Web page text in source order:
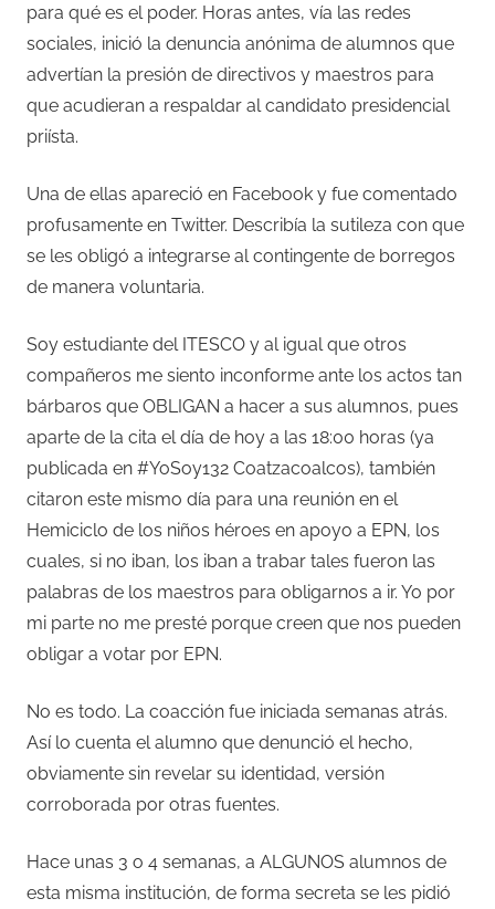
para qué es el poder. Horas antes, vía las redes
sociales, inició la denuncia anónima de alumnos que
advertían la presión de directivos y maestros para
que acudieran a respaldar al candidato presidencial
priísta.
Una de ellas apareció en Facebook y fue comentado
profusamente en Twitter. Describía la sutileza con que
se les obligó a integrarse al contingente de borregos
de manera voluntaria.
Soy estudiante del ITESCO y al igual que otros
compañeros me siento inconforme ante los actos tan
bárbaros que OBLIGAN a hacer a sus alumnos, pues
aparte de la cita el día de hoy a las 18:00 horas (ya
publicada en #YoSoy132 Coatzacoalcos), también
citaron este mismo día para una reunión en el
Hemiciclo de los niños héroes en apoyo a EPN, los
cuales, si no iban, los iban a trabar tales fueron las
palabras de los maestros para obligarnos a ir. Yo por
mi parte no me presté porque creen que nos pueden
obligar a votar por EPN.
No es todo. La coacción fue iniciada semanas atrás.
Así lo cuenta el alumno que denunció el hecho,
obviamente sin revelar su identidad, versión
corroborada por otras fuentes.
Hace unas 3 o 4 semanas, a ALGUNOS alumnos de
esta misma institución, de forma secreta se les pidió